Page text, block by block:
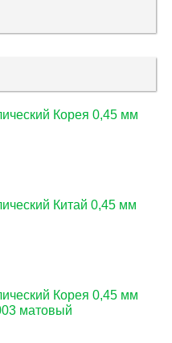
Корея 0,45 мм
Китай 0,45 мм
Корея 0,45 мм
матовый